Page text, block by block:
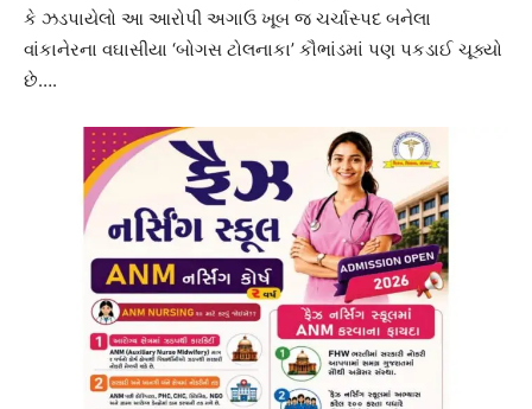
કે ઝડપાયેલો આ આરોપી અગાઉ ખૂબ જ ચર્ચાસ્પદ બનેલા
વાંકાનેરના વઘાસીયા ‘બોગસ ટોલનાકા’ કૌભાંડમાં પણ પકડાઈ ચૂક્યો
છે….